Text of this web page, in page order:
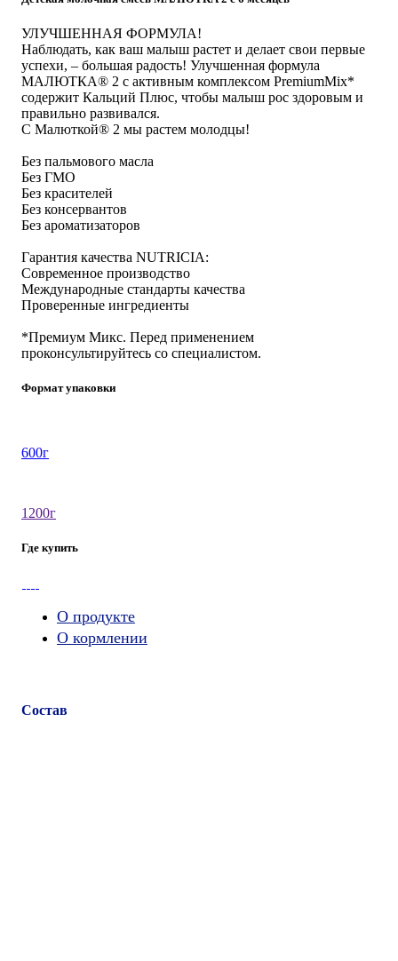
УЛУЧШЕННАЯ ФОРМУЛА!
Наблюдать, как ваш малыш растет и делает свои первые
успехи, – большая радость! Улучшенная формула
МАЛЮТКА® 2 с активным комплексом PremiumMix*
содержит Кальций Плюс, чтобы малыш рос здоровым и
правильно развивался.
С Малюткой® 2 мы растем молодцы!
Без пальмового масла
Без ГМО
Без красителей
Без консервантов
Без ароматизаторов
Гарантия качества NUTRICIA:
Современное производство
Международные стандарты качества
Проверенные ингредиенты
*Премиум Микс. Перед применением
проконсультируйтесь со специалистом.
Формат упаковки
600г
1200г
Где купить
О продукте
О кормлении
Состав